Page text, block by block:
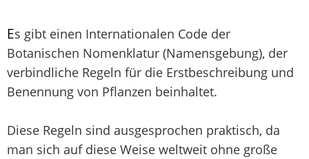
Es gibt einen Internationalen Code der
Botanischen Nomenklatur (Namensgebung), der
verbindliche Regeln für die Erstbeschreibung und
Benennung von Pflanzen beinhaltet.
Diese Regeln sind ausgesprochen praktisch, da
man sich auf diese Weise weltweit ohne große